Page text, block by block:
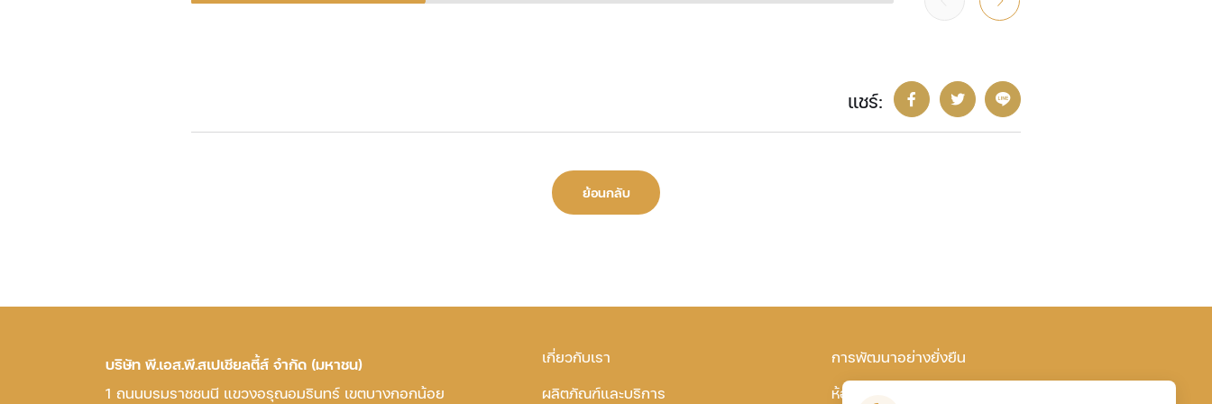
แชร์:
ย้อนกลับ
บริษัท พี.เอส.พี.สเปเชียลตี้ส์ จำกัด (มหาชน)
1 ถนนบรมราชชนนี แขวงอรุณอมรินทร์ เขตบางกอกน้อย
เกี่ยวกับเรา
ผลิตภัณฑ์และบริการ
การพัฒนาอย่างยั่งยืน
ห้องข่าวและบทความ